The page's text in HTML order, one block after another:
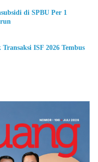
di SPBU Per 1
ISF 2026 Tembus